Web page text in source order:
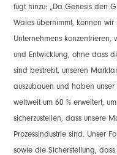
fügt hinzu: „Da Genesis den
Wales übernimmt, können
Unternehmens konzentrieren,
und Entwicklung, ohne dass
sind bestrebt, unseren
auszubauen und haben
weltweit um 60 % erweitert,
sicherzustellen, dass unsere
Prozessindustrie sind. Unser
sowie die Sicherstellung,